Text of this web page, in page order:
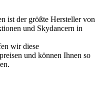
ist der größte Hersteller von
und Skydancern in
wir diese
und können Ihnen so